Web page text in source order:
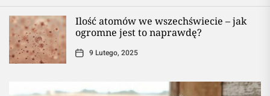
Ilość atomów we wszechświecie – jak
ogromne jest to naprawdę?
9 Lutego, 2025